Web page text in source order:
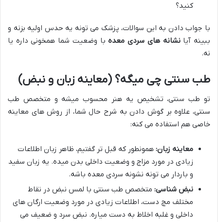
کنید؟
با جواب دادن به این سوالات، پزشک می تونه یه حدس اولیه بزنه و
ببینه آیانشانه های سردی معدهبا وضعیت شما همخونی داره یا
نه.
طب سنتی چی میگه؟ (معاینه زبان و نبض)
تو طب سنتی، تشخیص یه هنر محسوب میشه و متخصص طب
سنتی، علاوه بر گوش دادن به شرح حال شما، از روش های معاینه
خاصی هم استفاده می کنه:
معاینه زبان: همونطور که قبل تر گفتیم، ظاهر زبان اطلاعات
زیادی در مورد مزاج و وضعیت داخلی بدن میده. یه زبان سفید
و باردار می تونه نشونه سردی معده باشه.
نبض شناسی: متخصص طب سنتی با لمس نبض در نقاط
مختلف مچ دست، اطلاعات زیادی در مورد وضعیت ارگان های
داخلی و غلبه اخلاط به دست میاره. نبض سرد و ضعیف می